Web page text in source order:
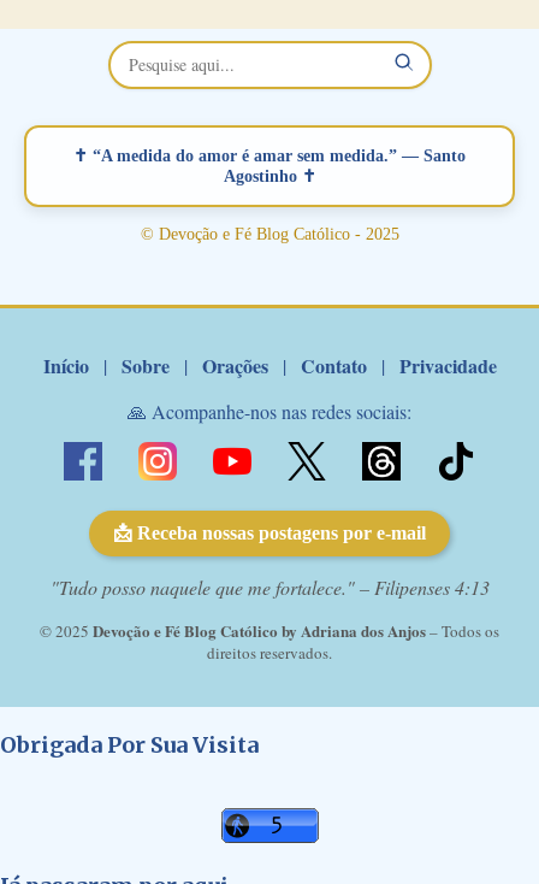
maravilhosos cartões que coloquei aqui para vocês. Não perca
esta abençoada semana no Momento de Fé do Padre Marcelo,
vamos juntos formar esta forte corrente de orações. Você que
verdadeiro, ou que está com problemas no relacionamento
amoroso, creia na poderosa intercessão deste santo amigo:
Santo Antonio! Tenha fé, não desista, pois ele intercede por nós
junto a Jesus! Fique no Amor Ágape de Jesus e no Amor Materno
✝ “A medida do amor é amar sem medida.” — Santo
Agostinho ✝
© Devoção e Fé Blog Católico - 2025
Início | Sobre | Orações | Contato | Privacidade
🙏 Acompanhe-nos nas redes sociais:
📩 Receba nossas postagens por e-mail
"Tudo posso naquele que me fortalece." – Filipenses 4:13
© 2025 Devoção e Fé Blog Católico by Adriana dos Anjos– Todos os
direitos reservados.
Obrigada Por Sua Visita